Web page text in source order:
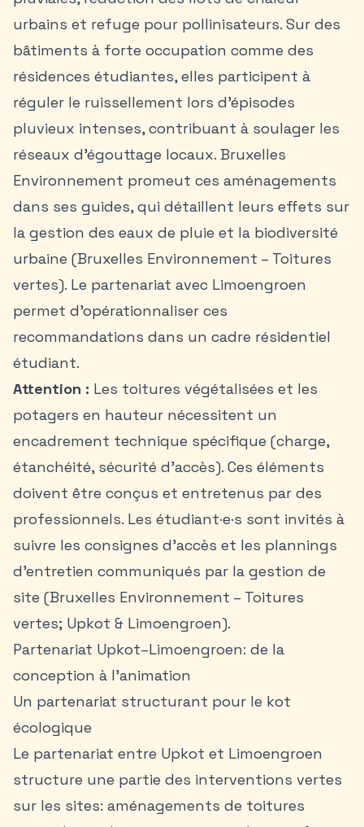
urbains et refuge pour pollinisateurs. Sur des
bâtiments à forte occupation comme des
résidences étudiantes, elles participent à
réguler le ruissellement lors d’épisodes
pluvieux intenses, contribuant à soulager les
réseaux d’égouttage locaux. Bruxelles
Environnement promeut ces aménagements
dans ses guides, qui détaillent leurs effets sur
la gestion des eaux de pluie et la biodiversité
urbaine (Bruxelles Environnement – Toitures
vertes). Le partenariat avec Limoengroen
permet d’opérationnaliser ces
recommandations dans un cadre résidentiel
étudiant.
Attention : Les toitures végétalisées et les
potagers en hauteur nécessitent un
encadrement technique spécifique (charge,
étanchéité, sécurité d’accès). Ces éléments
doivent être conçus et entretenus par des
professionnels. Les étudiant·e·s sont invités à
suivre les consignes d’accès et les plannings
d’entretien communiqués par la gestion de
site (Bruxelles Environnement – Toitures
vertes; Upkot & Limoengroen).
Partenariat Upkot–Limoengroen: de la
conception à l’animation
Un partenariat structurant pour le kot
écologique
Le partenariat entre Upkot et Limoengroen
structure une partie des interventions vertes
sur les sites: aménagements de toitures